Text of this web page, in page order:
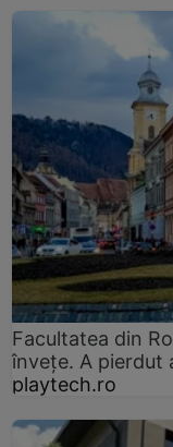
Facultatea din
înveţe. A pierdut
playtech.ro